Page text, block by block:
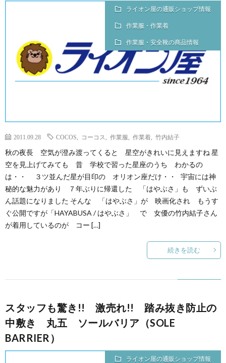
ライオン屋の通販ショップ情報
作業服・作業着
作業服・安全靴の商品情報
2011.09.28 COCOS コーコス 作業服 作業着 竹内結子
秋の夜長 空気が澄み渡ってくると 星空がきれいに見えますね 星
空を見上げてみても 昔 学校で習った星座のうち わかるの
は・・ ３ツ並んだ星が目印の オリオン座だけ・・ 宇宙には神
秘的な魅力があり ７年ぶりに帰還した 「はやぶさ」も ずいぶ
ん話題になりました そんな 「はやぶさ」が 映画化され もうす
ぐ公開ですが「HAYABUSA / はやぶさ」 で 女優の竹内結子さん
が着用しているのが コー […]
続きを読む
スタッフも驚き!! 激売れ!! 踏み抜き防止の
中敷き 丸五 ソールバリア（SOLE
BARRIER）
ライオン屋の通販ショップ情報